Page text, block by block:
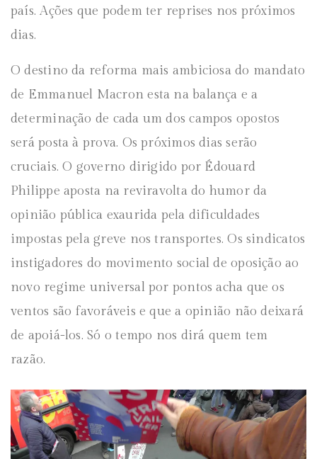
país. Ações que podem ter reprises nos próximos
dias.
O destino da reforma mais ambiciosa do mandato
de Emmanuel Macron esta na balança e a
determinação de cada um dos campos opostos
será posta à prova. Os próximos dias serão
cruciais. O governo dirigido por Édouard
Philippe aposta na reviravolta do humor da
opinião pública exaurida pela dificuldades
impostas pela greve nos transportes. Os sindicatos
instigadores do movimento social de oposição ao
novo regime universal por pontos acha que os
ventos são favoráveis e que a opinião não deixará
de apoiá-los. Só o tempo nos dirá quem tem
razão.